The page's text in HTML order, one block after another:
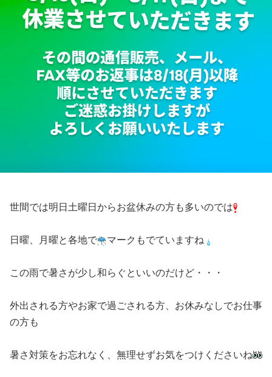
世間では明日土曜日からお盆休みの方も多いのでは
日曜、月曜と各地で マークもでていますね
この雨で暑さが少し和らぐといいのだけど・・・
外出される方やお家で過ごされる方、お休みなしでお仕事
の方も
暑さ対策をお忘れなく、無理せずお気をつけくださいね